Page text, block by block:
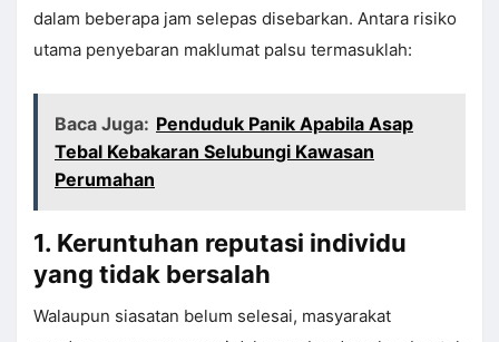
dalam beberapa jam selepas disebarkan. Antara risiko
utama penyebaran maklumat palsu termasuklah:
Baca Juga: Penduduk Panik Apabila Asap
Tebal Kebakaran Selubungi Kawasan
Perumahan
1. Keruntuhan reputasi individu
yang tidak bersalah
Walaupun siasatan belum selesai, masyarakat